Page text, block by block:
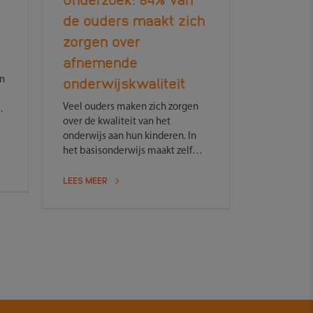
de ouders maakt zich
zorgen over
afnemende
onderwijskwaliteit
Veel ouders maken zich zorgen
over de kwaliteit van het
onderwijs aan hun kinderen. In
het basisonderwijs maakt zelf
zich ernstige zorgen hierover. Dit
LEES MEER